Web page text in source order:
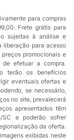
para compras
Frete grátis para
sujeitas à análise e
liberação para acesso
promocionais e
de efetuar a compra.
terão os benefícios
eventuais ofertas e
se necessário,
no site, prevalecerá
apresentados têm
e poderão sofrer
da oferta.
exibidas neste